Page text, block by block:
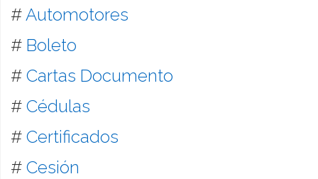
#Automotores
# Boleto
# Cartas Documento
# Cédulas
# Certificados
# Cesión